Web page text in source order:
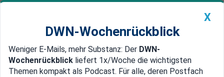
Newsticker MEIN DWN: Geldanlage Premium
Edelmetalle DWN-Magazin China
X
DWN-Wochenrückblick
Weniger E-Mails, mehr Substanz: Der DWN-
Wochenrückblick liefert 1x/Woche die wichtigsten
Themen kompakt als Podcast. Für alle, deren Postfach